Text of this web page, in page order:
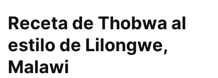
Receta de Thobwa al
estilo de Lilongwe,
Malawi